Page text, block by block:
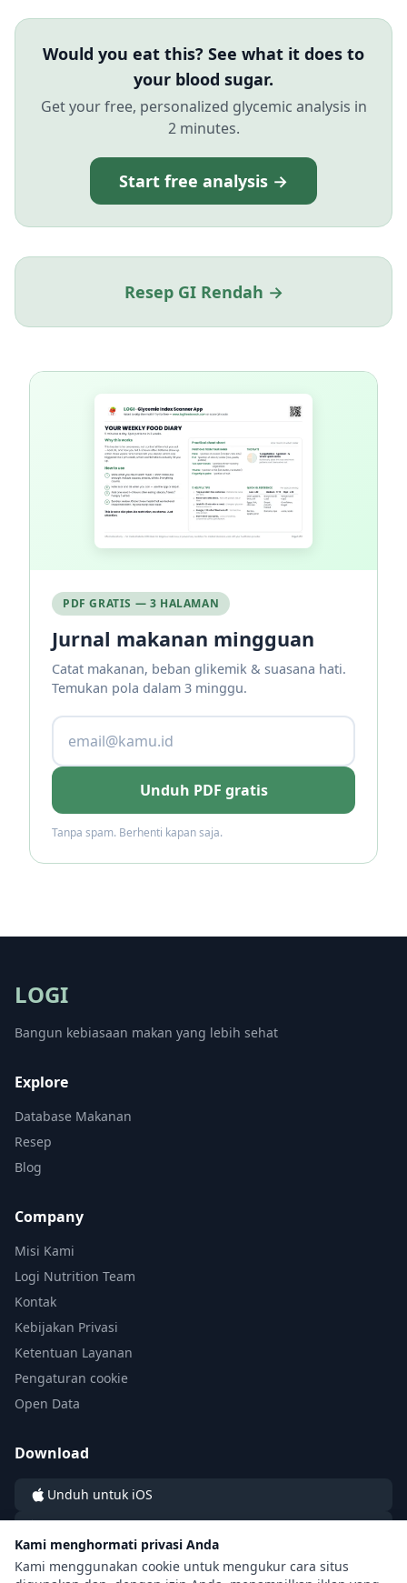
Would you eat this? See what it does to
your blood sugar.
Get your free, personalized glycemic analysis in
2 minutes.
Start free analysis →
Resep GI Rendah →
PDF GRATIS — 3 HALAMAN
Jurnal makanan mingguan
Catat makanan, beban glikemik & suasana hati.
Temukan pola dalam 3 minggu.
Unduh PDF gratis
Tanpa spam. Berhenti kapan saja.
LOGI
Bangun kebiasaan makan yang lebih sehat
Explore
Database Makanan
Resep
Blog
Company
Misi Kami
Logi Nutrition Team
Kontak
Kebijakan Privasi
Ketentuan Layanan
Pengaturan cookie
Open Data
Download
Unduh untuk iOS
Unduh untuk Android
Kami menghormati privasi Anda
Kami menggunakan cookie untuk mengukur cara situs